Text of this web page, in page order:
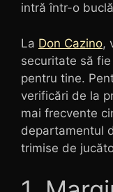
intră într-o
La Don Cazino,
securitate să
pentru tine.
verificări de la
mai frecvente
departamentul
trimise de